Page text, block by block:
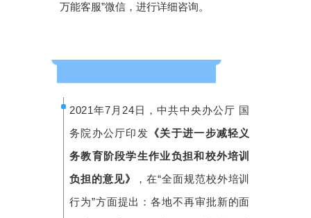
万能客服”微信，进行详细咨询。
2021年7月24日，中共中央办公厅 国
务院办公厅印发 《关于进一步减轻义
务教育阶段学生作业负担和校外培训
负担的意见》
，在“全面规范校外培训
行为”方面提出：各地不再审批新的面